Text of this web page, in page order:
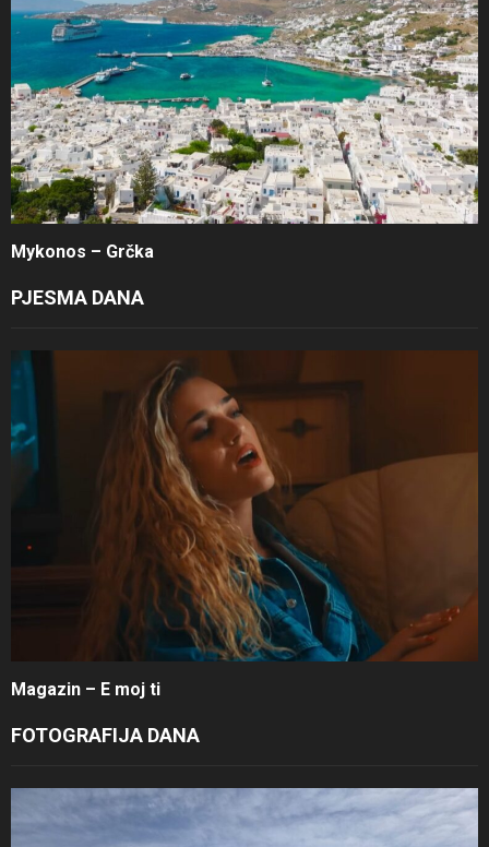
Mykonos – Grčka
PJESMA DANA
Magazin – E moj ti
FOTOGRAFIJA DANA